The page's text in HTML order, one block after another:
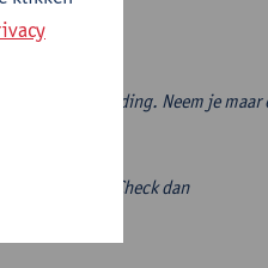
je vooropleiding. Neem je maar
mag volgen? Check dan